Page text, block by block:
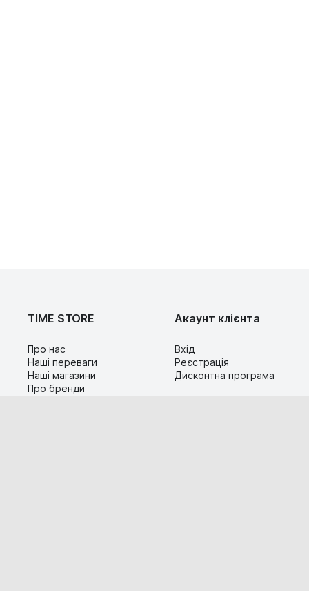
TIME STORE
Про нас
Наші переваги
Наші магазини
Про бренди
Акаунт клієнта
Вхід
Реєстрація
Дисконтна програма